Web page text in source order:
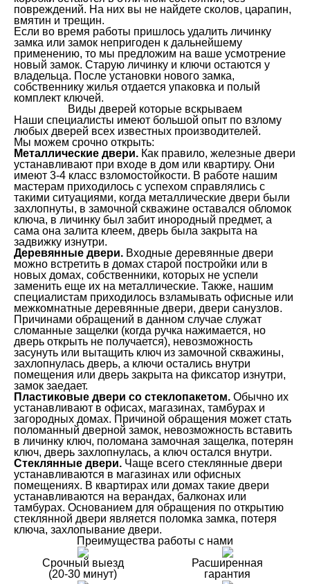
повреждений. На них вы не найдете сколов, царапин,
вмятин и трещин.
Если во время работы пришлось удалить личинку
замка или замок непригоден к дальнейшему
применению, то мы предложим на ваше усмотрение
новый замок. Старую личинку и ключи остаются у
владельца. После установки нового замка,
собственнику жилья отдается упаковка и полый
комплект ключей.
Виды дверей которые вскрываем
Наши специалисты имеют большой опыт по взлому
любых дверей всех известных производителей.
Мы можем срочно открыть:
Металлические двери. Как правило, железные двери
устанавливают при входе в дом или квартиру. Они
имеют 3-4 класс взломостойкости. В работе нашим
мастерам приходилось с успехом справлялись с
такими ситуациями, когда металлические двери были
захлопнуты, в замочной скважине оставался обломок
ключа, в личинку был забит инородный предмет, а
сама она залита клеем, дверь была закрыта на
задвижку изнутри.
Деревянные двери. Входные деревянные двери
можно встретить в домах старой постройки или в
новых домах, собственники, которых не успели
заменить еще их на металлические. Также, нашим
специалистам приходилось взламывать офисные или
межкомнатные деревянные двери, двери санузлов.
Причинами обращений в данном случае служат
сломанные защелки (когда ручка нажимается, но
дверь открыть не получается), невозможность
засунуть или вытащить ключ из замочной скважины,
захлопнулась дверь, а ключи остались внутри
помещения или дверь закрыта на фиксатор изнутри,
замок заедает.
Пластиковые двери со стеклопакетом. Обычно их
устанавливают в офисах, магазинах, тамбурах и
загородных домах. Причиной обращения может стать
поломанный дверной замок, невозможность вставить
в личинку ключ, поломана замочная защелка, потерян
ключ, дверь захлопнулась, а ключ остался внутри.
Стеклянные двери. Чаще всего стеклянные двери
устанавливаются в магазинах или офисных
помещениях. В квартирах или домах такие двери
устанавливаются на верандах, балконах или
тамбурах. Основанием для обращения по открытию
стеклянной двери является поломка замка, потеря
ключа, захлопывание двери.
Преимущества работы с нами
Срочный выезд
(20-30 минут)
Расширенная
гарантия